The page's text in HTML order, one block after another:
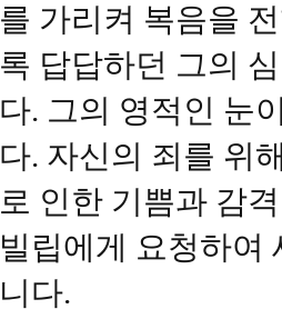
를 가리켜 복음을
록 답답하던 그의
다. 그의 영적인 눈
다. 자신의 죄를 위
로 인한 기쁨과 감
빌립에게 요청하여
니다.